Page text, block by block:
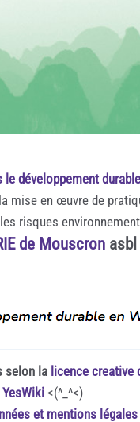
le développement durable
mise en œuvre de
risques
de Mouscronasbl
selon la licence creative
YesWiki<(^_^<)
et mentions légales